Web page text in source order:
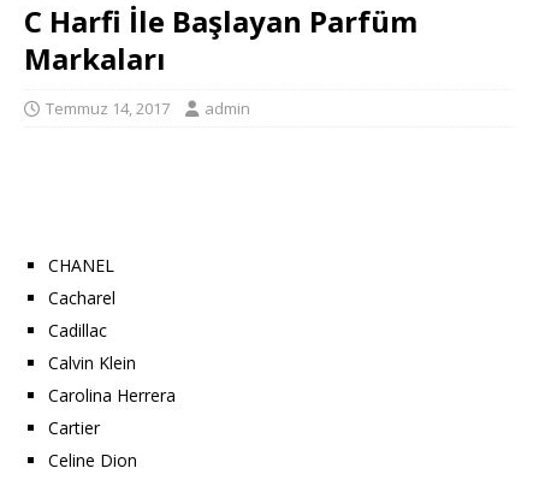
C Harfi İle Başlayan Parfüm
Markaları
Temmuz 14, 2017 admin
CHANEL
Cacharel
Cadillac
Calvin Klein
Carolina Herrera
Cartier
Celine Dion